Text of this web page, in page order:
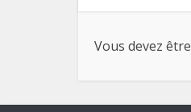
Vous devez être